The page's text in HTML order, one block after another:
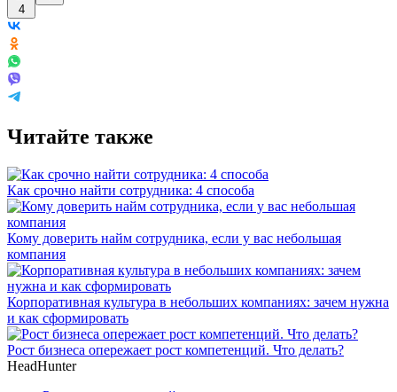
4
Читайте также
Как срочно найти сотрудника: 4 способа
Кому доверить найм сотрудника, если у вас небольшая
компания
Корпоративная культура в небольших компаниях: зачем нужна
и как сформировать
Рост бизнеса опережает рост компетенций. Что делать?
HeadHunter